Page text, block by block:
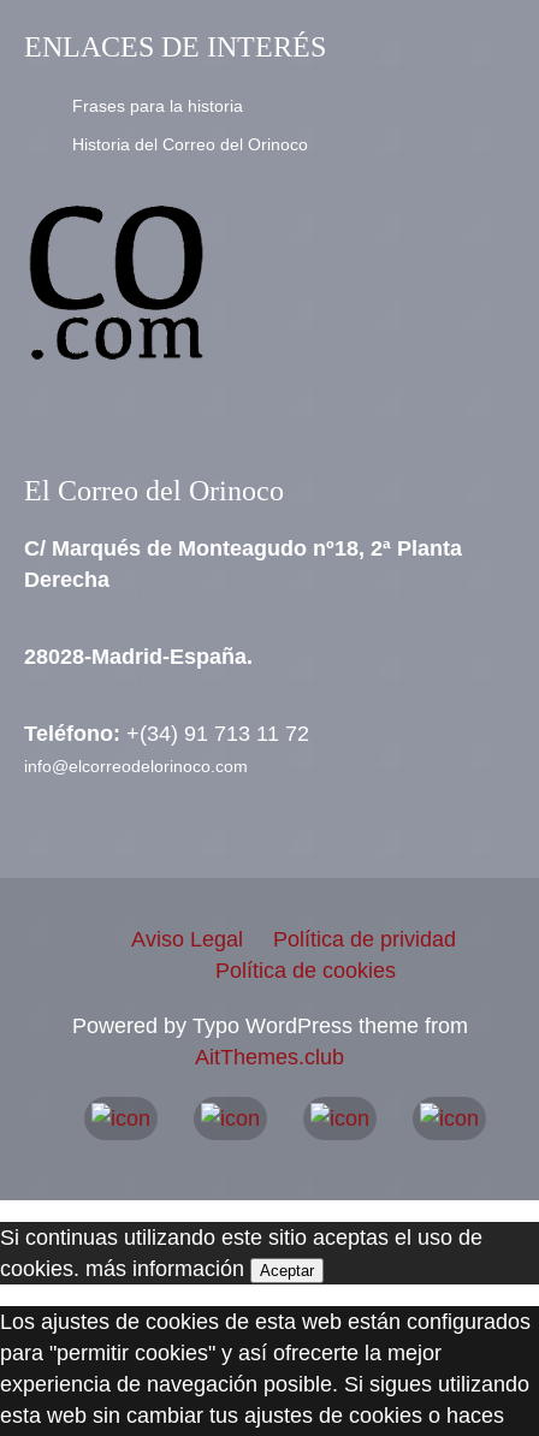
ENLACES DE INTERÉS
Frases para la historia
Historia del Correo del Orinoco
El Correo del Orinoco
C/ Marqués de Monteagudo nº18, 2ª Planta
Derecha
28028-Madrid-España.
Teléfono: +(34) 91 713 11 72
info@elcorreodelorinoco.com
Aviso Legal
Política de prividad
Política de cookies
Powered by Typo WordPress theme from
AitThemes.club
Si continuas utilizando este sitio aceptas el uso de
cookies. más información Aceptar
Los ajustes de cookies de esta web están configurados
para "permitir cookies" y así ofrecerte la mejor
experiencia de navegación posible. Si sigues utilizando
esta web sin cambiar tus ajustes de cookies o haces